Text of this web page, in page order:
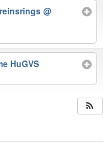
@
HuGVS